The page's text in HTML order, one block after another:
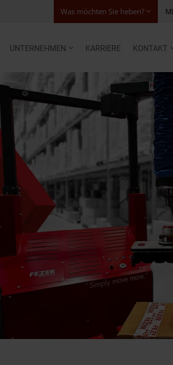
Was möchten Sie heben?
UNTERNEHMEN KARRIERE KONTAKT